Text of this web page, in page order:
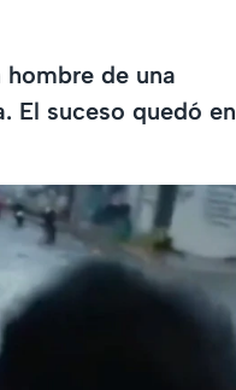
de una
El suceso quedó en